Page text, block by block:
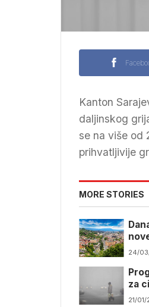
Kanton
daljinskog
se na više od
prihvatljivije
MORE STORIES
24/
za
21/